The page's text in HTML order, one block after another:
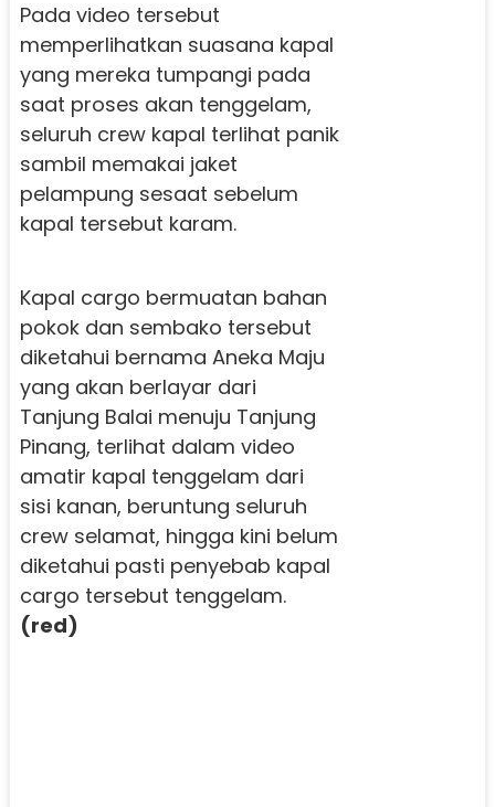
Pada video tersebut
memperlihatkan suasana kapal
yang mereka tumpangi pada
saat proses akan tenggelam,
seluruh crew kapal terlihat panik
sambil memakai jaket
pelampung sesaat sebelum
kapal tersebut karam.
Kapal cargo bermuatan bahan
pokok dan sembako tersebut
diketahui bernama Aneka Maju
yang akan berlayar dari
Tanjung Balai menuju Tanjung
Pinang, terlihat dalam video
amatir kapal tenggelam dari
sisi kanan, beruntung seluruh
crew selamat, hingga kini belum
diketahui pasti penyebab kapal
cargo tersebut tenggelam.
(red)